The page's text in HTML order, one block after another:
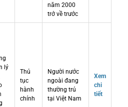
năm 2000
trở về trước
lý
Thủ
tục
hành
chính
Người nước
ngoài đang
thường trú
tại Việt Nam
Xem
chi
tiết